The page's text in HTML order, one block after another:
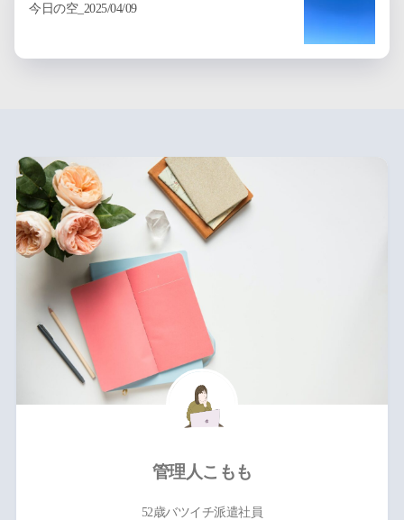
今日の空_2025/04/09
管理人こもも
52歳バツイチ派遣社員